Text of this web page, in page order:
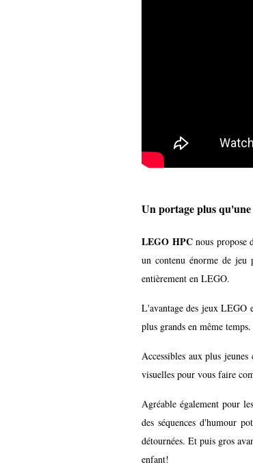
Un portage plus
LEGO HPCnous propose
un contenu énorme de jeu
entièrement en LEGO.
L'avantage des jeux LEGO
plus grands en même temps.
Accessibles aux plus
visuelles pour vous faire
Agréable également pour
des séquences d'humour
détournées. Et puis gros
enfant!